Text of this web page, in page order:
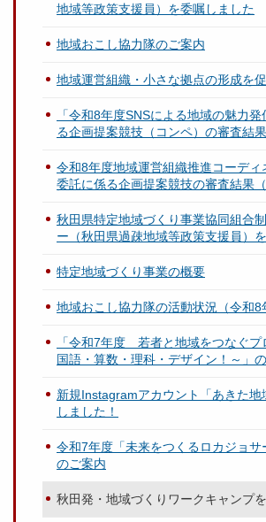
地域等政策支援員）を委嘱しました
地域おこし協力隊のご案内
地域運営組織・小さな拠点の形成を
「令和8年度SNSによる地域の魅力
る企画提案競技（コンペ）の審査結果
令和8年度地域運営組織推進コーディ
委託に係る企画提案競技の審査結果（
秋田県特定地域づくり事業協同組合
ー（秋田県過疎地域等政策支援員）
特定地域づくり事業の概要
地域おこし協力隊の活動状況（令和8
「令和7年度 若者と地域をつなぐプ
国語・算数・理科・デザイン！～」
新規Instagramアカウント「あきた地
しました！
令和7年度「未来をつくるロカジョサ
のご案内
秋田発・地域づくりワークキャンプ